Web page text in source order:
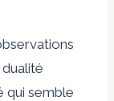
qui semble